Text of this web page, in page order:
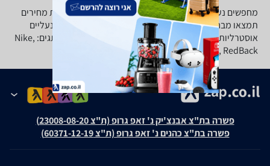
מחפשים נעלי ספורט או נעלי טיולים חדשות? בzap השוואת מחירים
תמצאו מבחר ענק של נעלי ספורט, נעלי ריצה, נעלי הרים, נעליים
אוסטרליות, נעליים ייעודיות ועוד סוגים רבים של טובי המותגים: Nike,
New Balance, Saucony, Blundstone, RedBack ועוד!
פשרה בת"צ אבנצ'יק נ' זאפ גרופ (ת"צ 23008-08-20)
פשרה בת"צ כהנים נ' זאפ גרופ (ת"צ 60371-12-19)